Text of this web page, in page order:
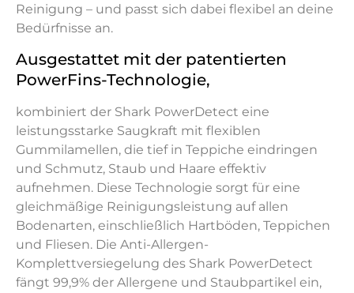
Reinigung – und passt sich dabei flexibel an deine
Bedürfnisse an.
Ausgestattet mit der patentierten
PowerFins-Technologie,
kombiniert der Shark PowerDetect eine
leistungsstarke Saugkraft mit flexiblen
Gummilamellen, die tief in Teppiche eindringen
und Schmutz, Staub und Haare effektiv
aufnehmen. Diese Technologie sorgt für eine
gleichmäßige Reinigungsleistung auf allen
Bodenarten, einschließlich Hartböden, Teppichen
und Fliesen. Die Anti-Allergen-
Komplettversiegelung des Shark PowerDetect
fängt 99,9% der Allergene und Staubpartikel ein,